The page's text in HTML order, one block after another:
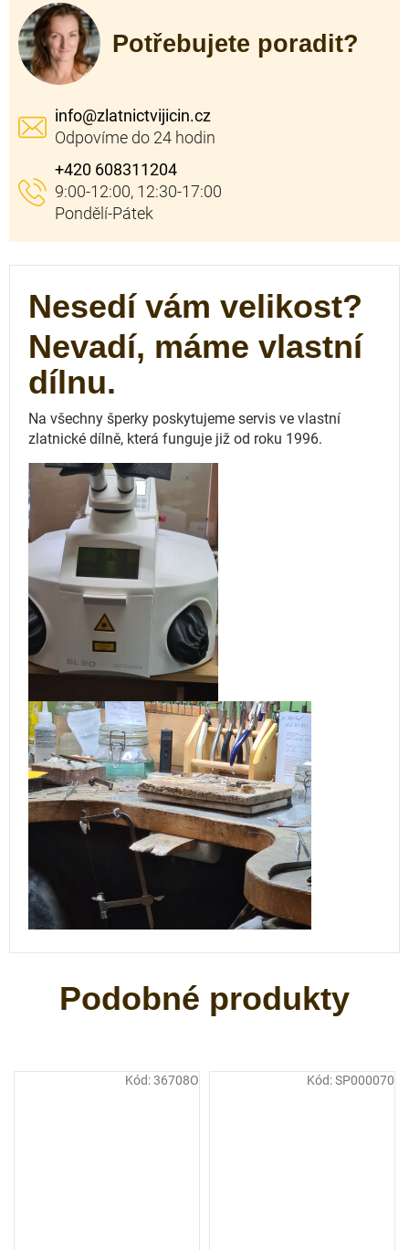
Potřebujete poradit?
info@zlatnictvijicin.cz
+420 608311204
Kód:36708O Kód:SP000070
Nesedí vám velikost?
Nevadí, máme vlastní
dílnu.
Na všechny šperky poskytujeme servis ve vlastní
zlatnické dílně, která funguje již od roku 1996.